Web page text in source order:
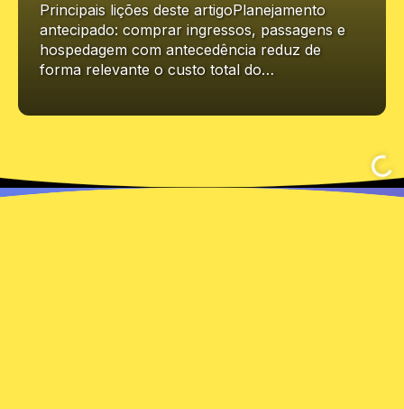
Principais lições deste artigoPlanejamento
antecipado: comprar ingressos, passagens e
hospedagem com antecedência reduz de
forma relevante o custo total do…